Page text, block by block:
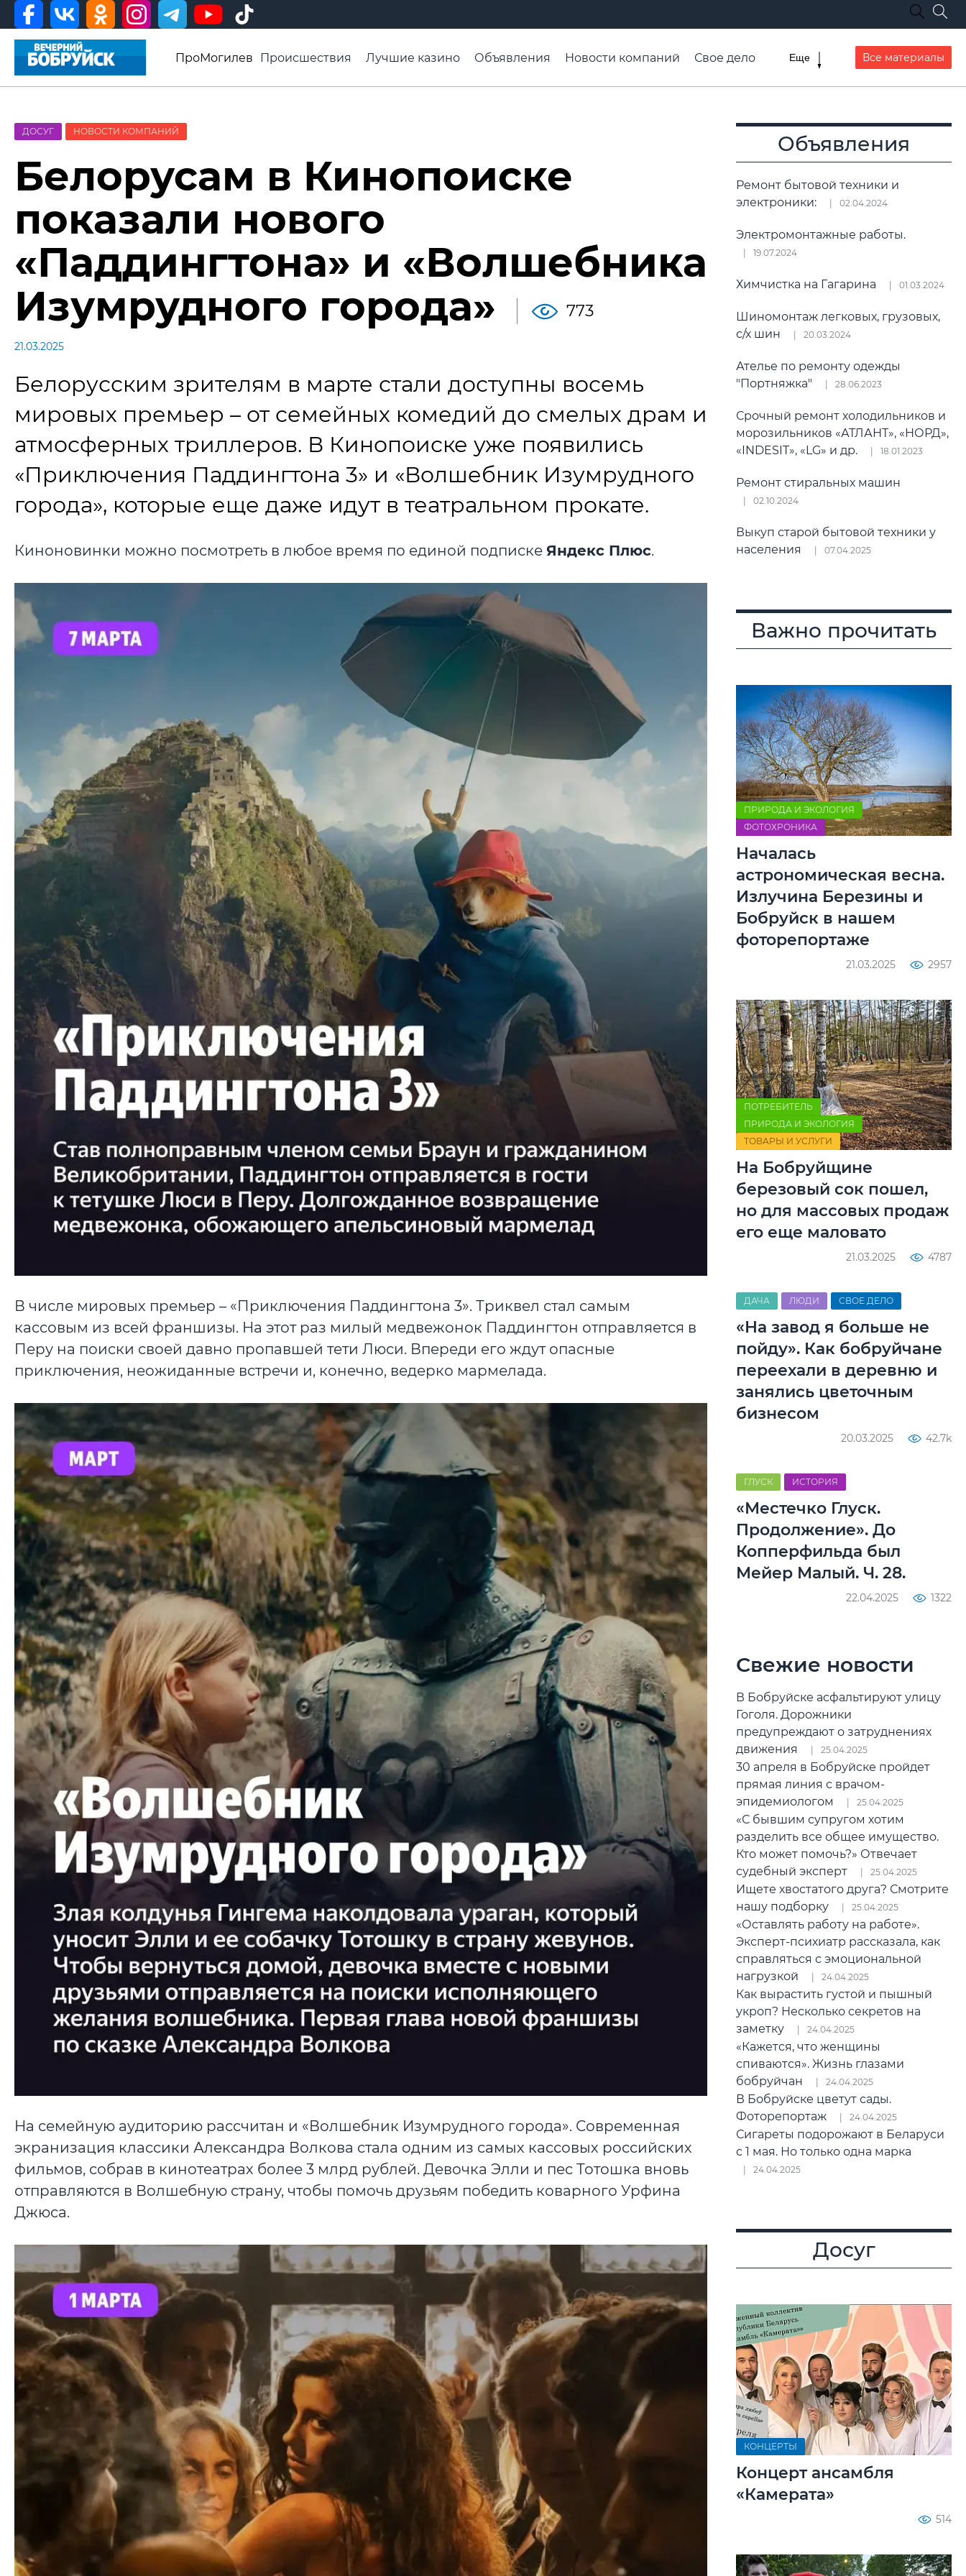
ПроМогилев Происшествия Лучшие казино Объявления Новости компаний
Свое дело
Видео ВБ
Еще Все материалы
ДОСУГ НОВОСТИ КОМПАНИЙ
Белорусам в Кинопоиске
показали нового
«Паддингтона» и «Волшебника
Изумрудного города»
773
21.03.2025
Белорусским зрителям в марте стали доступны восемь
мировых премьер – от семейных комедий до смелых драм и
атмосферных триллеров. В Кинопоиске уже появились
«Приключения Паддингтона 3» и «Волшебник Изумрудного
города», которые еще даже идут в театральном прокате.
Киноновинки можно посмотреть в любое время по единой подписке Яндекс Плюс.
В числе мировых премьер – «Приключения Паддингтона 3». Триквел стал самым
кассовым из всей франшизы. На этот раз милый медвежонок Паддингтон отправляется в
Перу на поиски своей давно пропавшей тети Люси. Впереди его ждут опасные
приключения, неожиданные встречи и, конечно, ведерко мармелада.
На семейную аудиторию рассчитан и «Волшебник Изумрудного города». Современная
экранизация классики Александра Волкова стала одним из самых кассовых российских
фильмов, собрав в кинотеатрах более 3 млрд рублей. Девочка Элли и пес Тотошка вновь
отправляются в Волшебную страну, чтобы помочь друзьям победить коварного Урфина
Джюса.
Объявления
Ремонт бытовой техники и
электроники:
02.04.2024
Электромонтажные работы.
19.07.2024
Химчистка на Гагарина 01.03.2024
Шиномонтаж легковых, грузовых,
с/х шин
20.03.2024
Ателье по ремонту одежды
"Портняжка"
28.06.2023
Срочный ремонт холодильников и
морозильников «АТЛАНТ», «НОРД»,
«INDESIT», «LG» и др.
18.01.2023
Ремонт стиральных машин
02.10.2024
Выкуп старой бытовой техники у
населения
07.04.2025
Важно прочитать
ПРИРОДА И ЭКОЛОГИЯ
ФОТОХРОНИКА
Началась
астрономическая весна.
Излучина Березины и
Бобруйск в нашем
фоторепортаже
21.03.2025 2957
ПОТРЕБИТЕЛЬ
ПРИРОДА И ЭКОЛОГИЯ
ТОВАРЫ И УСЛУГИ
На Бобруйщине
березовый сок пошел,
но для массовых продаж
его еще маловато
21.03.2025 4787
ДАЧА ЛЮДИ СВОЕ ДЕЛО
«На завод я больше не
пойду». Как бобруйчане
переехали в деревню и
занялись цветочным
бизнесом
20.03.2025 42.7k
ГЛУСК ИСТОРИЯ
«Местечко Глуск.
Продолжение». До
Копперфильда был
Мейер Малый. Ч. 28.
22.04.2025 1322
Свежие новости
В Бобруйске асфальтируют улицу
Гоголя. Дорожники
предупреждают о затруднениях
движения
25.04.2025
30 апреля в Бобруйске пройдет
прямая линия с врачом-
эпидемиологом
25.04.2025
«С бывшим супругом хотим
разделить все общее имущество.
Кто может помочь?» Отвечает
судебный эксперт
25.04.2025
Ищете хвостатого друга? Смотрите
нашу подборку
25.04.2025
«Оставлять работу на работе».
Эксперт-психиатр рассказала, как
справляться с эмоциональной
нагрузкой
24.04.2025
Как вырастить густой и пышный
укроп? Несколько секретов на
заметку
24.04.2025
«Кажется, что женщины
спиваются». Жизнь глазами
бобруйчан
24.04.2025
В Бобруйске цветут сады.
Фоторепортаж
24.04.2025
Сигареты подорожают в Беларуси
с 1 мая. Но только одна марка
24.04.2025
Досуг
КОНЦЕРТЫ
Концерт ансамбля
«Камерата»
514